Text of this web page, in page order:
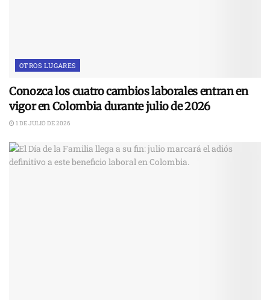
OTROS LUGARES
Conozca los cuatro cambios laborales entran en
vigor en Colombia durante julio de 2026
1 DE JULIO DE 2026